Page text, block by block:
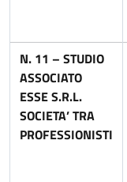
N. 11 – STUDIO
ASSOCIATO
ESSE S.R.L.
SOCIETA’ TRA
PROFESSIONISTI